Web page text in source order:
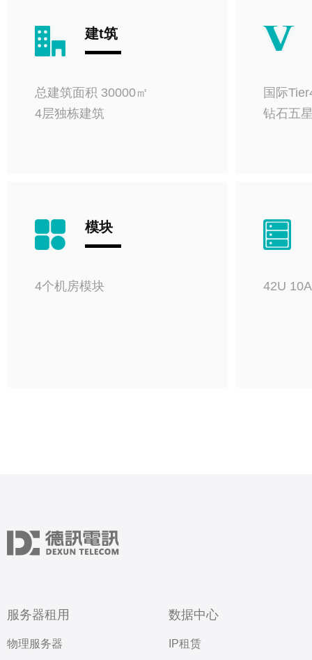
建t筑
总建筑面积 30000㎡
4层独栋建筑
国际
钻石五
模块
4个机房模块 42U 10A
服务器租用
物理服务器
数据中心
IP租赁